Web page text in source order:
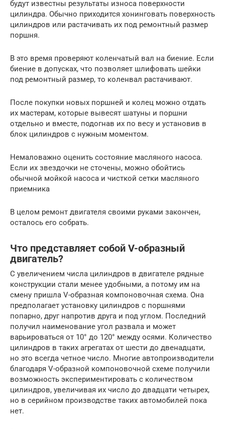
будут известны результаты износа поверхности
цилиндра. Обычно приходится хонинговать поверхность
цилиндров или растачивать их под ремонтный размер
поршня.
В это время проверяют коленчатый вал на биение. Если
биение в допусках, что позволяет шлифовать шейки
под ремонтный размер, то коленвал растачивают.
После покупки новых поршней и колец можно отдать
их мастерам, которые вывесят шатуны и поршни
отдельно и вместе, подогнав их по весу и установив в
блок цилиндров с нужным моментом.
Немаловажно оценить состояние масляного насоса.
Если их звездочки не сточены, можно обойтись
обычной мойкой насоса и чисткой сетки масляного
приемника
В целом ремонт двигателя своими руками закончен,
осталось его собрать.
Что представляет собой V-образный
двигатель?
С увеличением числа цилиндров в двигателе рядные
конструкции стали менее удобными, а потому им на
смену пришла V-образная компоновочная схема. Она
предполагает установку цилиндров с поршнями
попарно, друг напротив друга и под углом. Последний
получил наименование угол развала и может
варьироваться от 10° до 120° между осями. Количество
цилиндров в таких агрегатах от шести до двенадцати,
но это всегда четное число. Многие автопроизводители
благодаря V-образной компоновочной схеме получили
возможность экспериментировать с количеством
цилиндров, увеличивая их число до двадцати четырех,
но в серийном производстве таких автомобилей пока
нет.